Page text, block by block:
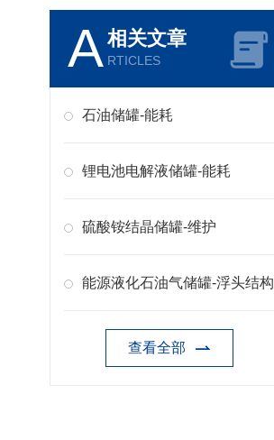
A相关文章
RTICLES
石油储罐-能耗
锂电池电解液储罐-能耗
硫酸铵结晶储罐-维护
能源液化石油气储罐-浮头结构
查看全部